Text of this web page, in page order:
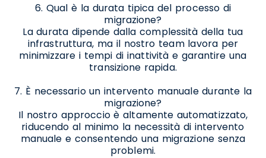
6. Qual è la durata tipica del processo di
migrazione?
La durata dipende dalla complessità della tua
infrastruttura, ma il nostro team lavora per
minimizzare i tempi di inattività e garantire una
transizione rapida.
7. È necessario un intervento manuale durante la
migrazione?
Il nostro approccio è altamente automatizzato,
riducendo al minimo la necessità di intervento
manuale e consentendo una migrazione senza
problemi.